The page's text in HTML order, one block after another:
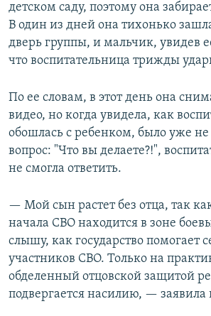
детском саду, поэтому она
В один из дней она тихонько
дверь группы, и мальчик, увидев
что воспитательница трижды
По ее словам, в этот день она
видео, но когда увидела, как
обошлась с ребенком, было уже
вопрос: "Что вы делаете?!",
не смогла ответить.
— Мой сын растет без отца, так
начала СВО находится в зоне
слышу, как государство помогает
участников СВО. Только на
обделенный отцовской защитой
подвергается насилию, —